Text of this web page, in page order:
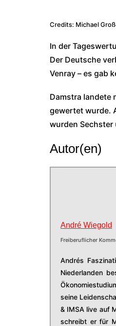
Credits: Michael
In der
Der Deutsche
Venray – es gab
Damstra landete
gewertet wurde.
wurden Sechster
Autor(en)
André Wiegold
Freiberuflicher
Andrés
Niederlanden
seine
& IMSA live auf
schreibt er für